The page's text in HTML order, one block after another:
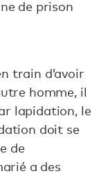
de prison
train d’avoir
homme, il
lapidation, le
doit se
de
a des